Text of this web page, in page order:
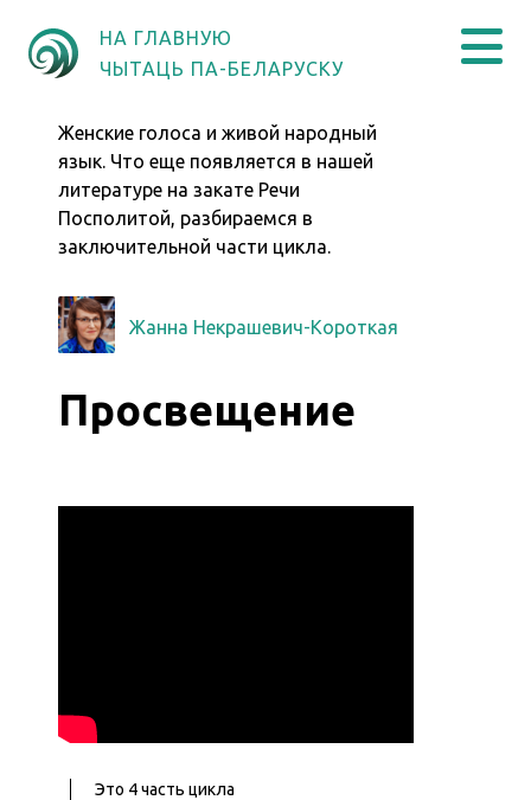
НА ГЛАВНУЮ
ЧЫТАЦЬ ПА-БЕЛАРУСКУ
Женские голоса и живой народный
язык. Что еще появляется в нашей
литературе на закате Речи
Посполитой, разбираемся в
заключительной части цикла.
Жанна Некрашевич-Короткая
Просвещение
Это 4часть цикла